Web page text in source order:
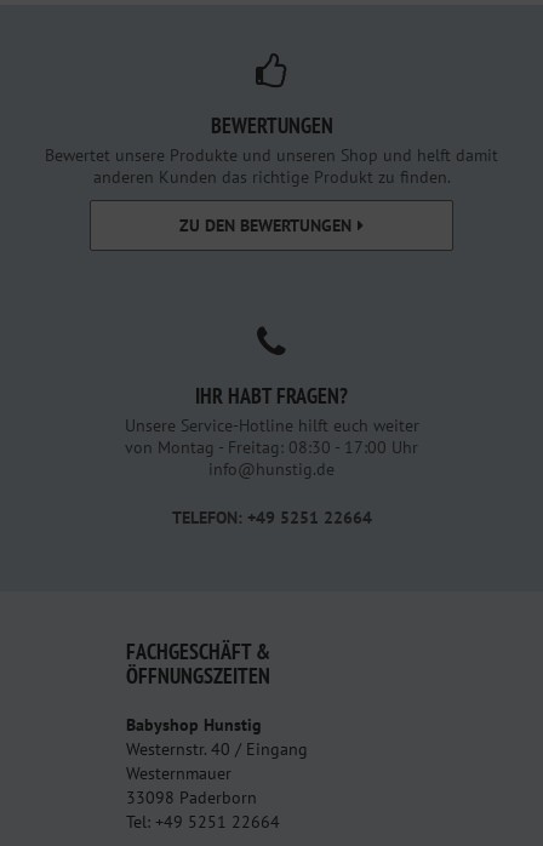
BEWERTUNGEN
Bewertet unsere Produkte und unseren Shop und helft damit
anderen Kunden das richtige Produkt zu finden.
ZU DEN BEWERTUNGEN
IHR HABT FRAGEN?
Unsere Service-Hotline hilft euch weiter
von Montag - Freitag: 08:30 - 17:00 Uhr
info@hunstig.de
TELEFON: +49 5251 22664
FACHGESCHÄFT &
ÖFFNUNGSZEITEN
Babyshop Hunstig
Westernstr. 40 / Eingang
Westernmauer
33098 Paderborn
Tel: +49 5251 22664